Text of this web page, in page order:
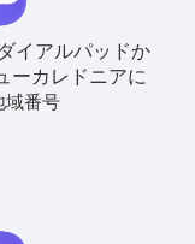
イアルパッドか
ーカレドニアに
域番号